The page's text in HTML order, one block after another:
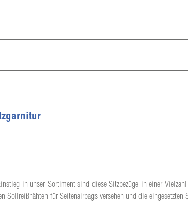
in unser Sortiment sind diese Sitzbezüge in einer
für Seitenairbags versehen und die eingesetzten